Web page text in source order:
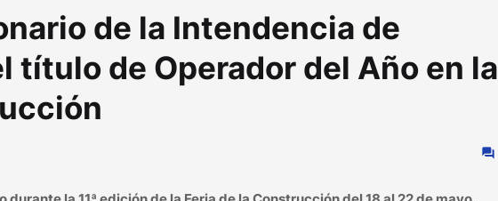
de la Intendencia de
título de Operador del Año en la